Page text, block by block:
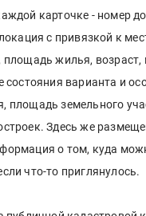
карточке - номер
с привязкой к
площадь жилья, возраст,
состояния варианта и
площадь земельного
Здесь же
о том, куда
что-то приглянулось.